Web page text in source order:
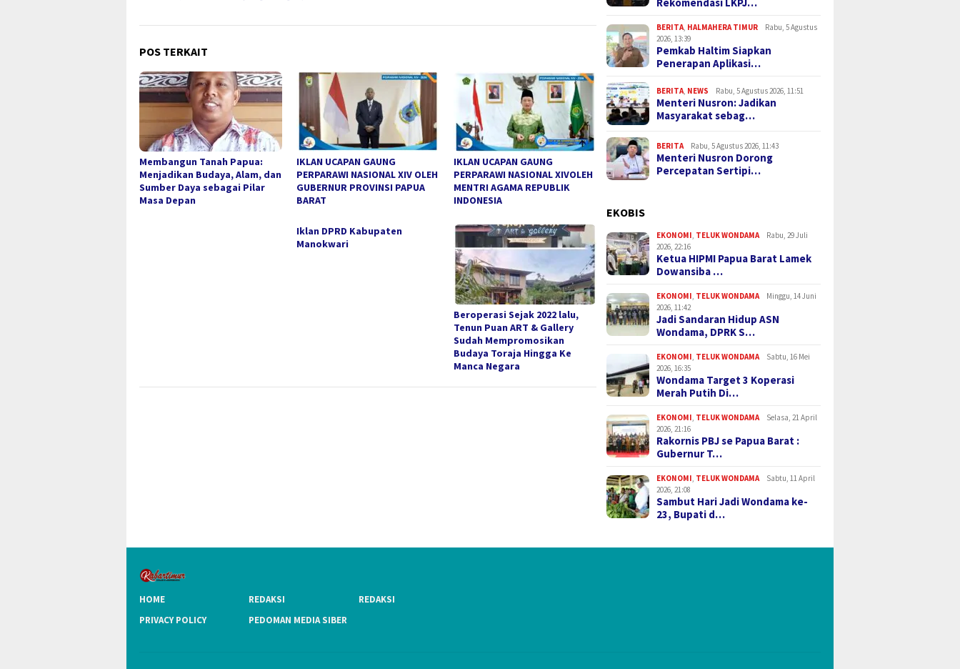
POS TERKAIT
Membangun Tanah Papua:
Menjadikan Budaya, Alam, dan
Sumber Daya sebagai Pilar
Masa Depan
IKLAN UCAPAN GAUNG
PERPARAWI NASIONAL XIV OLEH
GUBERNUR PROVINSI PAPUA
BARAT
IKLAN UCAPAN GAUNG
PERPARAWI NASIONAL XIVOLEH
MENTRI AGAMA REPUBLIK
INDONESIA
Iklan DPRD Kabupaten
Manokwari
Beroperasi Sejak 2022 lalu,
Tenun Puan ART & Gallery
Sudah Mempromosikan
Budaya Toraja Hingga Ke
Manca Negara
BERITA HALMAHERA TIMUR
Rabu, 5 Agustus
2026, 13:39
Pemkab Haltim Siapkan
Penerapan Aplikasi…
BERITA NEWS Rabu, 5 Agustus 2026, 11:51
Menteri Nusron: Jadikan
Masyarakat sebag…
BERITA Rabu, 5 Agustus 2026, 11:43
Menteri Nusron Dorong
Percepatan Sertipi…
EKOBIS
EKONOMI TELUK WONDAMA
Rabu, 29 Juli
2026, 22:16
Ketua HIPMI Papua Barat Lamek
Dowansiba …
EKONOMI TELUK WONDAMA
Minggu, 14 Juni
2026, 11:42
Jadi Sandaran Hidup ASN
Wondama, DPRK S…
EKONOMI TELUK WONDAMA
Sabtu, 16 Mei
2026, 16:35
Wondama Target 3 Koperasi
Merah Putih Di…
EKONOMI TELUK WONDAMA
Selasa, 21 April
2026, 21:16
Rakornis PBJ se Papua Barat :
Gubernur T…
EKONOMI TELUK WONDAMA
Sabtu, 11 April
2026, 21:08
Sambut Hari Jadi Wondama ke-
23, Bupati d…
HOME REDAKSI
REDAKSI
PRIVACY POLICY
PEDOMAN MEDIA SIBER